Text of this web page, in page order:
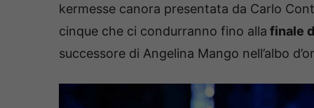
kermesse canora presentata da Carlo
cinque che ci condurranno fino alla finale
successore di Angelina Mango nell’albo